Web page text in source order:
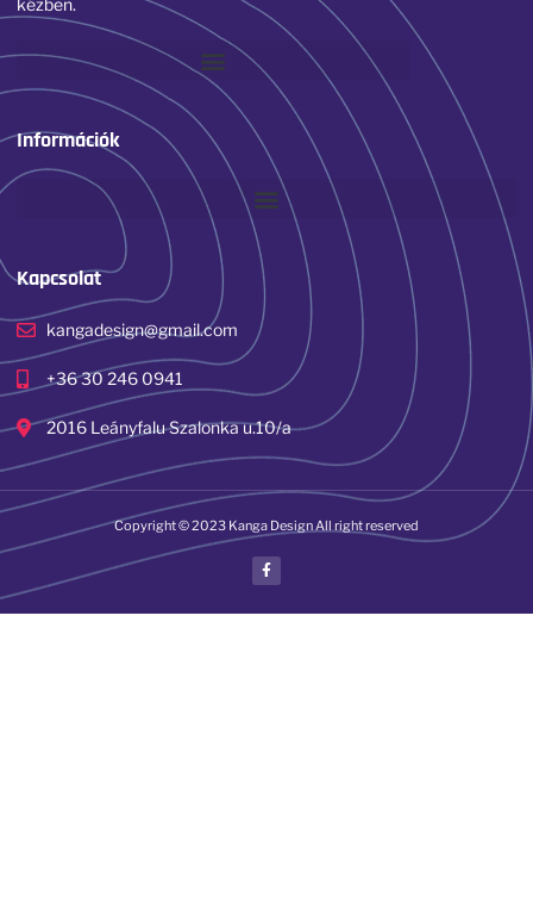
kézben.
Információk
Kapcsolat
kangadesign@gmail.com
+36 30 246 0941
2016 Leányfalu Szalonka u.10/a
Copyright © 2023 Kanga Design All right reserved